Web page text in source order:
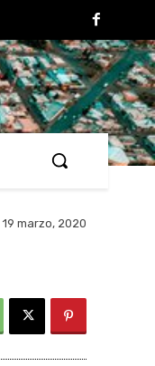
19 marzo, 2020